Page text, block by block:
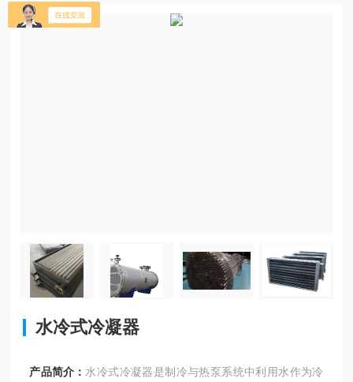
水冷式冷凝器
产品简介： 水冷式冷凝器是制冷与热泵系统中利用水作为冷